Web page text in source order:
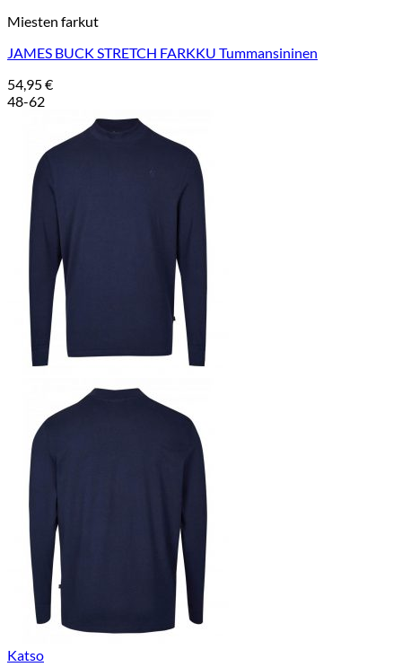
Miesten farkut
JAMES BUCK STRETCH FARKKU Tummansininen
54,95€
48-62
Katso